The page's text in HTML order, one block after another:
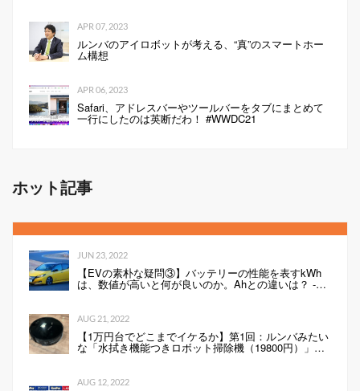
APR 07, 2023
ルンバのアイロボットが考える、“真”のスマートホー
ム構想
APR 06, 2023
Safari、アドレスバーやツールバーをタブにまとめて
一行にしたのは英断だわ！ #WWDC21
ホット記事
JUN 23, 2022
【EVの素朴な疑問③】バッテリーの性能を表すkWh
は、数値が高いと何が良いのか。Ahとの違いは？ -
Webモーターマガジン
AUG 21, 2022
【1万円台でどこまでイケるか】第1回：ルンバみたい
な「水拭き機能つきロボット掃除機（19800円）」の
性能は…
AUG 12, 2022